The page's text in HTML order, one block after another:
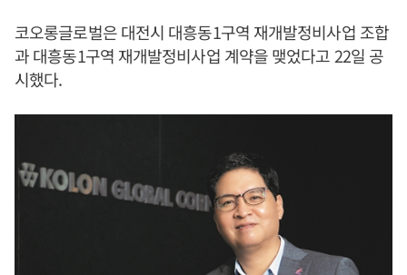
코오롱글로벌은 대전시 대흥동1구역 재개발정비사업 조합
과 대흥동1구역 재개발정비사업 계약을 맺었다고 22일 공
시했다.